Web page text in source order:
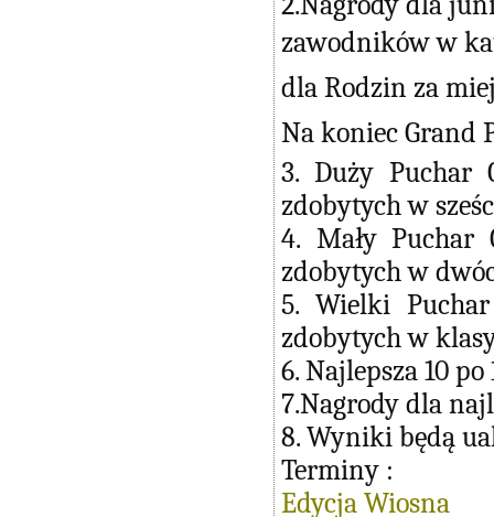
zawodników w
dla Rodzin za
Na koniec Grand
3. Duży Puchar
zdobytych w
4. Mały
zdobytych w
5. Wielki
zdobytych w
6. Najlepsza 10
7.Nagrody dla
8. Wyniki będą
Terminy :
Edycja Wiosna